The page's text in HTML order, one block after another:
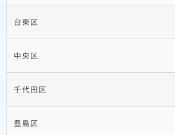
台東区
中央区
千代田区
豊島区